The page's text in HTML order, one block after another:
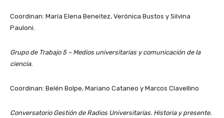
Coordinan: María Elena Beneitez, Verónica Bustos y Silvina
Pauloni.
Grupo de Trabajo 5 – Medios universitarias y comunicación de la
ciencia.
Coordinan: Belén Bolpe, Mariano Cataneo y Marcos Clavellino
Conversatorio Gestión de Radios Universitarias. Historia y presente.